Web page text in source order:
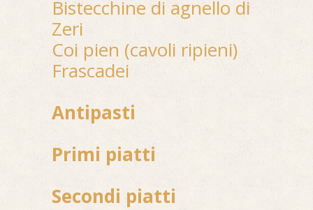
Bistecchine di agnello di
Zeri
Coi pien (cavoli ripieni)
Frascadei
Antipasti
Primi piatti
Secondi piatti